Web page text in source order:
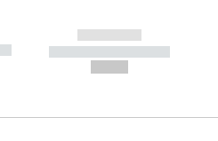
------------
----------- -----------